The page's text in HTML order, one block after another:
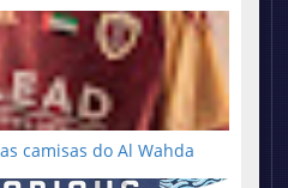
camisas do Al Wahda